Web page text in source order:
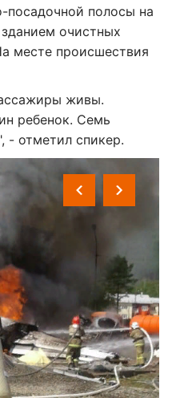
посадочной полосы на
очистных
месте происшествия
живы.
ребенок. Семь
- отметил спикер.